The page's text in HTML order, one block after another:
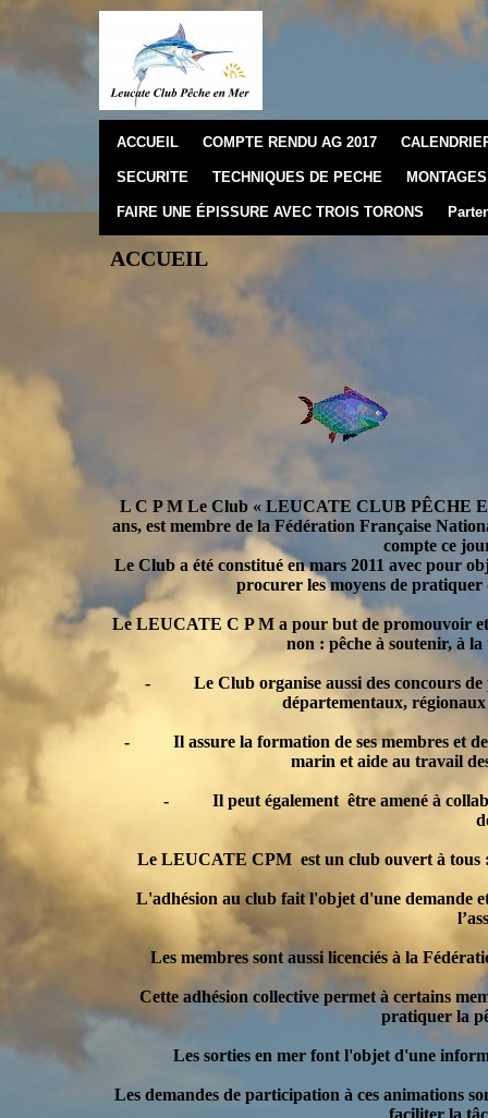
ACCUEIL COMPTE RENDU AG 2017
SECURITE TECHNIQUES DE PECHE
FAIRE UNE ÉPISSURE AVEC TROIS TORONS
ACCUEIL
L C P M Le Club « LEUCATE CLUB PÊCHE
ans, est membre de la Fédération Française
compte ce
Le Club a été constitué en mars 2011 avec pour
procurer les moyens de
Le LEUCATE C P M a pour but de promouvoir et
non : pêche à soutenir, à
- Le Club organise aussi des concours de
départementaux,
- Il assure la formation de ses membres et des
marin et aide au travail
- Il peut également être amené à
Le LEUCATE CPM est un club ouvert à tous
L'adhésion au club fait l'objet d'une demande
Les membres sont aussi licenciés à la
Cette adhésion collective permet à certains
pratiquer la
Les sorties en mer font l'objet d'une
Les demandes de participation à ces animations
faciliter la